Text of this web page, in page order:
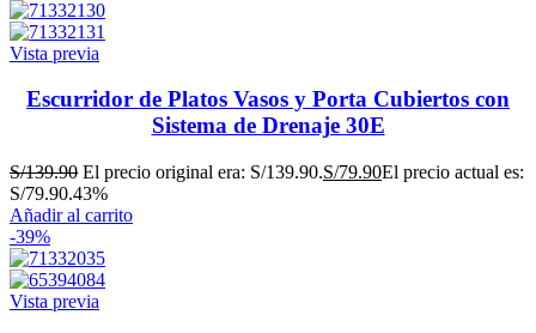
Vista previa
Escurridor de Platos Vasos y Porta Cubiertos con
Sistema de Drenaje 30E
S/139.90 El precio original era: S/139.90.S/79.90El precio actual es:
S/79.90.43%
Añadir al carrito
-39%
Vista previa